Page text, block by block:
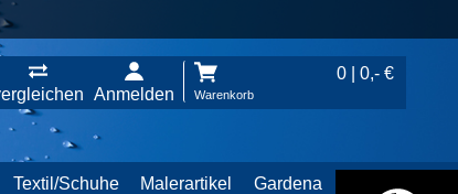
Anmelden
0 | 0,- €
Warenkorb
Textil/Schuhe Malerartikel Gardena